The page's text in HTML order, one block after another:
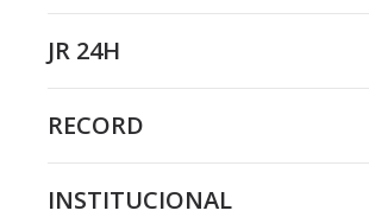
JR 24H
RECORD
INSTITUCIONAL